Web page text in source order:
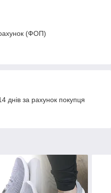
(ФОП)
днів за рахунок покупця